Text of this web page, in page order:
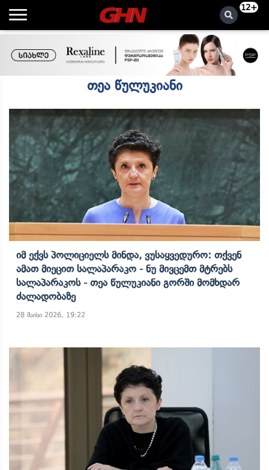
12+
თეა წულუკიანი
Იმ Ექვს Პოლიციელს Მინდა, Ვუსაყვედურო: Თქვენ
Ამათ Მიეცით Სალაპარაკო - Ნუ Მივცემთ Მტრებს
Სალაპარაკოს - Თეა Წულუკიანი Გორში Მომხდარ
Ძალადობაზე
28 მაისი 2026, 19:22